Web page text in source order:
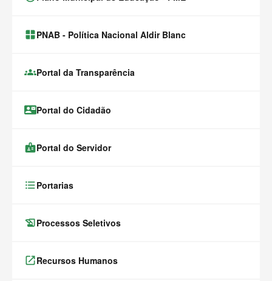
window.alert(
PNAB - Política Nacional Aldir Blanc
groupsPortal da Transparência
contact_mailPortal do Cidadão
badgePortal do Servidor
format_list_bulletedPortarias
history_eduProcessos Seletivos
launchRecursos Humanos